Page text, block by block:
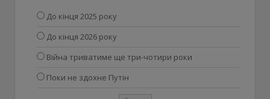
До кінця 2025 року
До кінця 2026 року
Війна триватиме ще три-чотири роки
Поки не здохне Путін